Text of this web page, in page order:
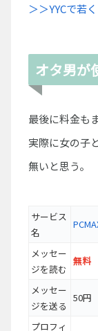
＞＞YYCで若
オタ男が
最後に料金も
実際に女の子
無いと思う。
サービス
名
メッセー
ジを読む
無料
メッセー
ジを送る
50円
プロフィ